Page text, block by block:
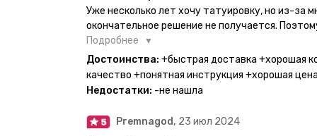
Уже несколько лет хочу татуировку, но из-за
окончательное решение не получается.
настоящей находкой. Как только тату пришли,
Хочу отметить, что у everink очень большой
значительно упрощает процесс получения
бумажный плотный конверт, внутри оказалась
специальные пакетики, салфетки, инструкция
очень мило. Я уже нанесла одну из них и
Подробнее
Достоинства: +быстрая доставка +хорошая
качество +понятная инструкция +хорошая цена
Недостатки: -не нашла
Premnagod, 23 июл 2024